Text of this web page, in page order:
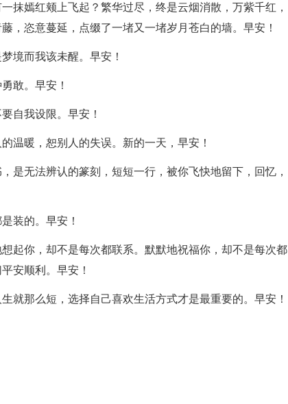
抹嫣红颊上飞起？繁华过尽，终是云烟消散，万紫千红，
，恣意蔓延，点缀了一堵又一堵岁月苍白的墙。早安！
境而我该未醒。早安！
敢。早安！
自我设限。早安！
温暖，恕别人的失误。新的一天，早安！
是无法辨认的篆刻，短短一行，被你飞快地留下，回忆，
装的。早安！
起你，却不是每次都联系。默默地祝福你，却不是每次都
安顺利。早安！
就那么短，选择自己喜欢生活方式才是最重要的。早安！